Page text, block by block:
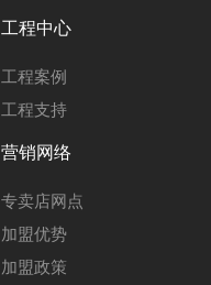
工程中心
工程案例
工程支持
营销网络
专卖店网点
加盟优势
加盟政策